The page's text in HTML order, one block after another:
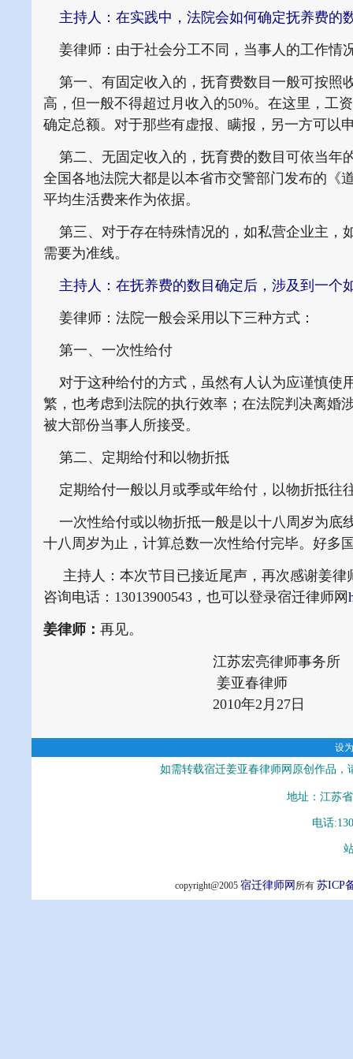
主持人：在实践中，法院会如何确定抚养费的
姜律师：由于社会分工不同，当事人的工作情
第一、有固定收入的，抚育费数目一般可按照
高，但一般不得超过月收入的50%。在这里，工
确定总额。对于那些有虚报、瞒报，另一方可以
第二、无固定收入的，抚育费的数目可依当年
全国各地法院大都是以本省市交警部门发布的《
平均生活费来作为依据。
第三、对于存在特殊情况的，如私营企业主，
需要为准线。
主持人：在抚养费的数目确定后，涉及到一个
姜律师：法院一般会采用以下三种方式：
第一、一次性给付
对于这种给付的方式，虽然有人认为应谨慎使
繁，也考虑到法院的执行效率；在法院判决离婚
被大部份当事人所接受。
第二、定期给付和以物折抵
定期给付一般以月或季或年给付，以物折抵往
一次性给付或以物折抵一般是以十八周岁为底
十八周岁为止，计算总数一次性给付完毕。好多
主持人：本次节目已接近尾声，再次感谢姜律
咨询电话：13013900543，也可以登录宿迁律师网
姜律师： 再见。
江苏宏亮律师事务所
姜亚春律师
2010年2月27日
设
如需转载宿迁姜亚春律师网原创作品
地址：江苏
电话
copyright@2005 宿迁律师网 所有 苏ICP